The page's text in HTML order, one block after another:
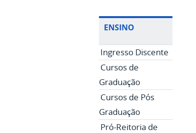
ENSINO
Ingresso Discente
Cursos de
Graduação
Cursos de Pós
Graduação
Pró-Reitoria de